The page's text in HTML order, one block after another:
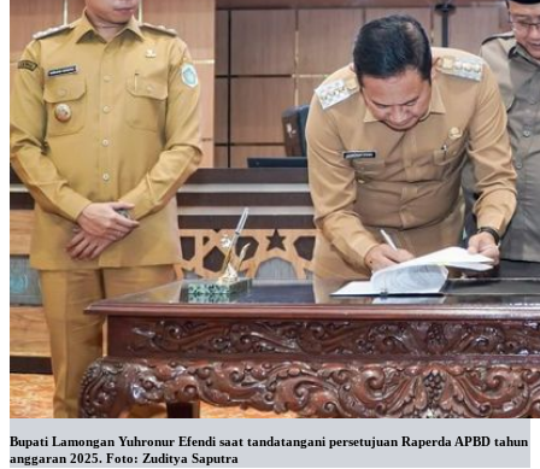
Bupati Lamongan Yuhronur Efendi saat tandatangani persetujuan Raperda APBD tahun
anggaran 2025. Foto: Zuditya Saputra